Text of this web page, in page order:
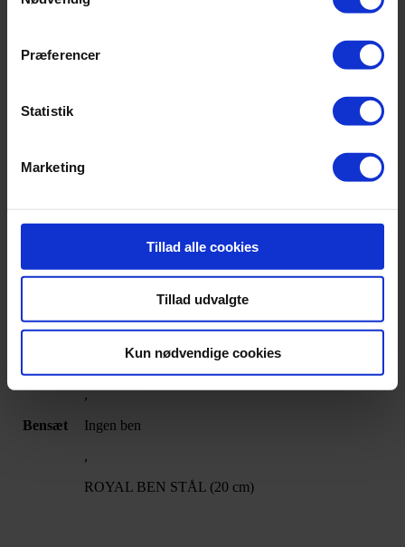
Præferencer
Statistik
Marketing
Tillad alle cookies
Tillad udvalgte
Kun nødvendige cookies
,
,
Memoryform topmadras (+1.499,-)
Bensæt
EMPIRE BEN EG/UBEHANDLET (19 cm)
,
Ingen ben
,
ROYAL BEN STÅL (20 cm)